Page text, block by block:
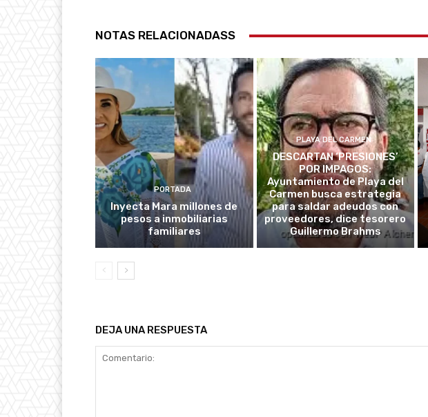
NOTAS RELACIONADASS
PORTADA
Inyecta Mara millones de
pesos a inmobiliarias
familiares
PLAYA DEL CARMEN
DESCARTAN ‘PRESIONES’
POR IMPAGOS:
Ayuntamiento de Playa del
Carmen busca estrategia
para saldar adeudos con
proveedores, dice tesorero
Guillermo Brahms
DEJA UNA RESPUESTA